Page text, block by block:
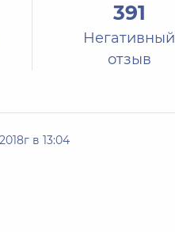
391
Негативный
отзыв
в 13:04